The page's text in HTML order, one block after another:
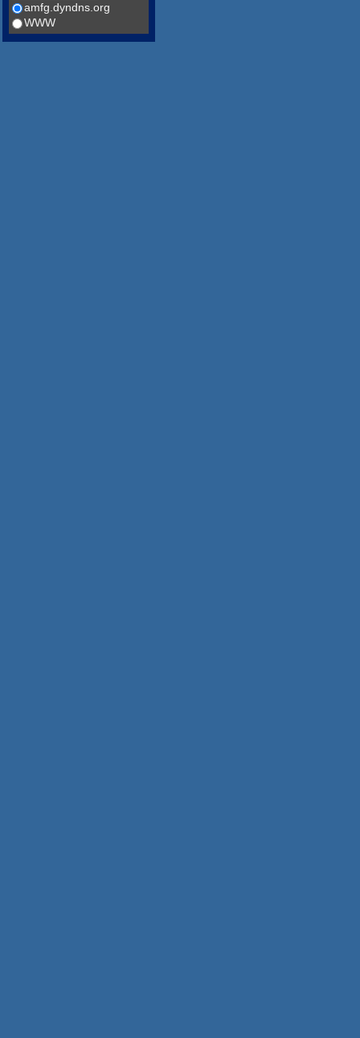
amfg.dyndns.org
WWW